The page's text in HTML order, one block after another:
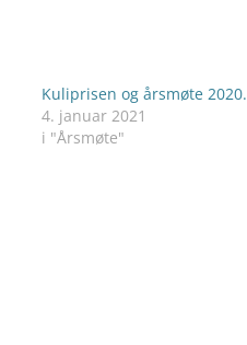
Kuliprisen og årsmøte 2020.
4. januar 2021
i "Årsmøte"